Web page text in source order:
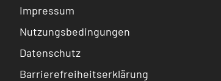
Impressum
Nutzungsbedingungen
Datenschutz
Barrierefreiheitserklärung